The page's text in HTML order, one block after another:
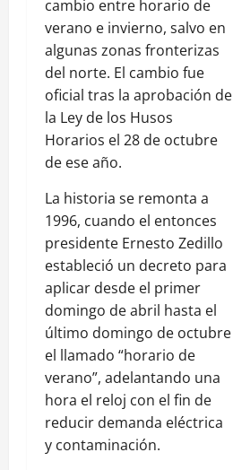
cambio entre horario de
verano e invierno, salvo en
algunas zonas fronterizas
del norte. El cambio fue
oficial tras la aprobación de
la Ley de los Husos
Horarios el 28 de octubre
de ese año.
La historia se remonta a
1996, cuando el entonces
presidente Ernesto Zedillo
estableció un decreto para
aplicar desde el primer
domingo de abril hasta el
último domingo de octubre
el llamado “horario de
verano”, adelantando una
hora el reloj con el fin de
reducir demanda eléctrica
y contaminación.